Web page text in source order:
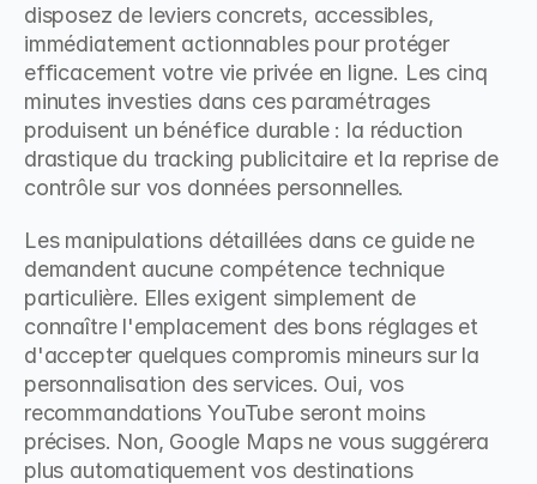
disposez de leviers concrets, accessibles,
immédiatement actionnables pour protéger
efficacement votre vie privée en ligne. Les cinq
minutes investies dans ces paramétrages
produisent un bénéfice durable : la réduction
drastique du tracking publicitaire et la reprise de
contrôle sur vos données personnelles.
Les manipulations détaillées dans ce guide ne
demandent aucune compétence technique
particulière. Elles exigent simplement de
connaître l'emplacement des bons réglages et
d'accepter quelques compromis mineurs sur la
personnalisation des services. Oui, vos
recommandations YouTube seront moins
précises. Non, Google Maps ne vous suggérera
plus automatiquement vos destinations